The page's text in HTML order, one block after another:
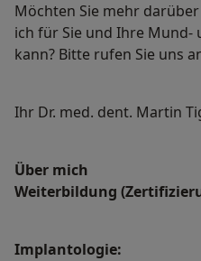
Möchten Sie mehr
ich für Sie und Ihre Mund-
kann? Bitte rufen Sie uns
Ihr Dr. med. dent. Martin
Über mich
Weiterbildung
Implantologie: